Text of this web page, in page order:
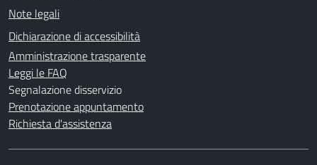
Note legali
Dichiarazione di accessibilità
Amministrazione trasparente
Leggi le FAQ
Segnalazione disservizio
Prenotazione appuntamento
Richiesta d'assistenza